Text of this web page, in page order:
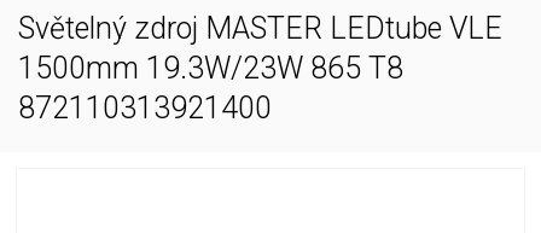
Světelný zdroj MASTER LEDtube VLE
1500mm 19.3W/23W 865 T8
872110313921400